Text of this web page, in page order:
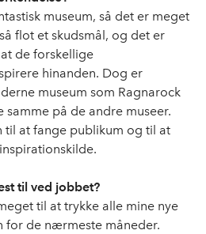
museum, så det er meget
flot et skudsmål, og det er
de forskellige
hinanden. Dog er
museum som Ragnarock
samme på de andre museer.
til at fange publikum og til at
til ved jobbet?
til at trykke alle mine nye
for de nærmeste måneder.